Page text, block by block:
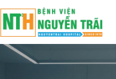
đến
phần
nội
dung